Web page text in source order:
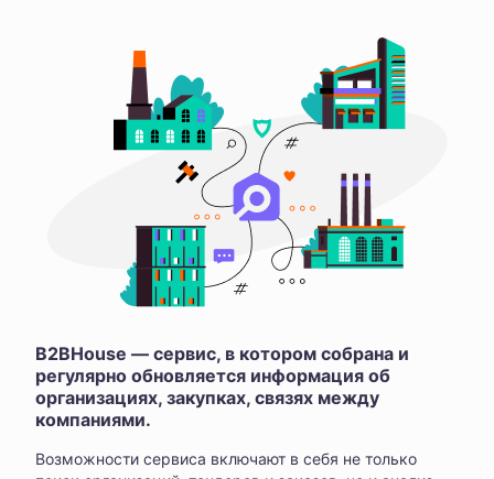
B2BHouse — сервис, в котором собрана и
регулярно обновляется информация об
организациях, закупках, связях между
компаниями.
Возможности сервиса включают в себя не только